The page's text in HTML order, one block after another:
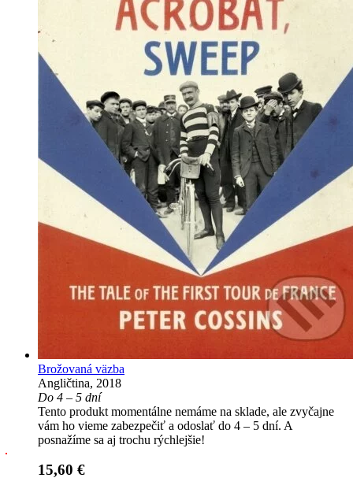
Brožovaná väzba
Angličtina, 2018
Do 4 – 5 dní
Tento produkt momentálne nemáme na sklade, ale zvyčajne
vám ho vieme zabezpečiť a odoslať do 4 – 5 dní. A
posnažíme sa aj trochu rýchlejšie!
15,60 €